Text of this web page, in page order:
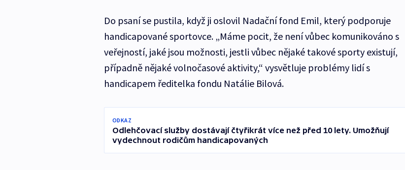
Do psaní se pustila, když ji oslovil Nadační fond Emil, který podporuje
handicapované sportovce. „Máme pocit, že není vůbec komunikováno s
veřejností, jaké jsou možnosti, jestli vůbec nějaké takové sporty existují,
případně nějaké volnočasové aktivity,“ vysvětluje problémy lidí s
handicapem ředitelka fondu Natálie Bilová.
ODKAZ
Odlehčovací služby dostávají čtyřikrát více než před 10 lety. Umožňují
vydechnout rodičům handicapovaných